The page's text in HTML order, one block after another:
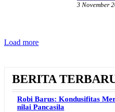
3 November
Load more
BERITA
Robi Barus: Kondusifitas
nilai Pancasila